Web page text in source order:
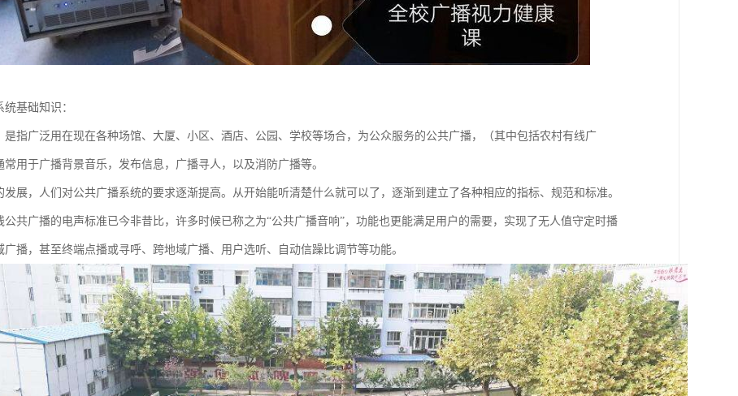
基础知识：
是指广泛用在现在各种场馆、大厦、小区、酒店、公园、学校等场合，为公众服务的公共广播，（其中包括农村有线广
常用于广播背景音乐，发布信息，广播寻人，以及消防广播等。
发展，人们对公共广播系统的要求逐渐提高。从开始能听清楚什么就可以了，逐渐到建立了各种相应的指标、规范和标准。
公共广播的电声标准已今非昔比，许多时候已称之为“公共广播音响”，功能也更能满足用户的需要，实现了无人值守定时播
广播，甚至终端点播或寻呼、跨地域广播、用户选听、自动信躁比调节等功能。